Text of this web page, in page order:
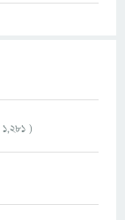
1,281 )